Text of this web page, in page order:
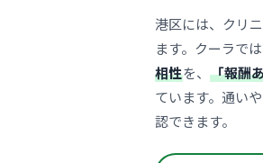
港区には、クリ
ます。クーラで
相性を、 「報酬
ています。通い
認できます。